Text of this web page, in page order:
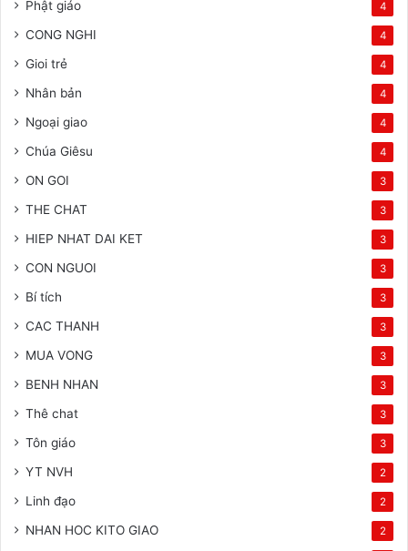
Phật giáo 4
CONG NGHI 4
Gioi trẻ 4
Nhân bản 4
Ngoại giao 4
Chúa Giêsu 4
ON GOI 3
THE CHAT 3
HIEP NHAT DAI KET 3
CON NGUOI 3
Bí tích 3
CAC THANH 3
MUA VONG 3
BENH NHAN 3
Thê chat 3
Tôn giáo 3
YT NVH 2
Linh đạo 2
NHAN HOC KITO GIAO 2